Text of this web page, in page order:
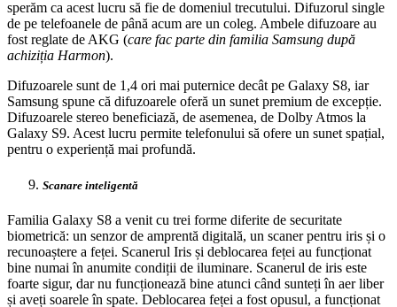
sperăm ca acest lucru să fie de domeniul trecutului. Difuzorul single
de pe telefoanele de până acum are un coleg. Ambele difuzoare au
fost reglate de AKG (care fac parte din familia Samsung după
achiziția Harmon).
Difuzoarele sunt de 1,4 ori mai puternice decât pe Galaxy S8, iar
Samsung spune că difuzoarele oferă un sunet premium de excepție.
Difuzoarele stereo beneficiază, de asemenea, de Dolby Atmos la
Galaxy S9. Acest lucru permite telefonului să ofere un sunet spațial,
pentru o experiență mai profundă.
Scanare inteligentă
Familia Galaxy S8 a venit cu trei forme diferite de securitate
biometrică: un senzor de amprentă digitală, un scaner pentru iris și o
recunoaștere a feței. Scanerul Iris și deblocarea feței au funcționat
bine numai în anumite condiții de iluminare. Scanerul de iris este
foarte sigur, dar nu funcționează bine atunci când sunteți în aer liber
și aveți soarele în spate. Deblocarea feței a fost opusul, a funcționat